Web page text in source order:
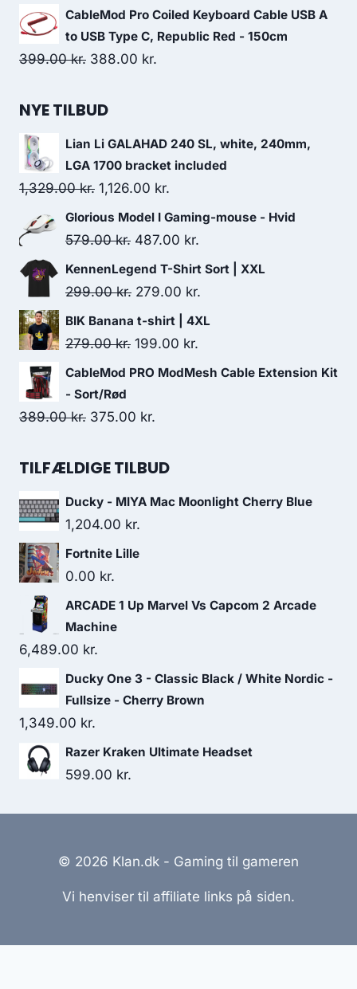
price
was:
89.00 kr..
price
is:
66.00 kr..
CableMod Pro Coiled Keyboard Cable USB A
to USB Type C, Republic Red - 150cm
399.00kr. Original
was:
388.00 kr.
NYE TILBUD
Lian Li GALAHAD 240 SL, white, 240mm,
LGA 1700 bracket included
1,329.00kr. Original
price
was:
1,126.00 kr.
price
is:
1,126.00 kr..
Glorious Model I Gaming-mouse - Hvid
579.00kr. Original
price
was:
579.00 kr..
487.00 kr.
price
KennenLegend T-Shirt Sort | XXL
299.00kr. Original
price
was:
279.00 kr.
price
BIK Banana t-shirt | 4XL
279.00kr. Original
price
279.00 kr..
199.00 kr.
price
CableMod PRO ModMesh Cable Extension Kit
- Sort/Rød
389.00kr. Original
was:
375.00 kr.
is:
TILFÆLDIGE TILBUD
Ducky - MIYA Mac Moonlight Cherry Blue
1,204.00 kr.
Fortnite Lille
0.00 kr.
ARCADE 1 Up Marvel Vs Capcom 2 Arcade
Machine
6,489.00 kr.
Ducky One 3 - Classic Black / White Nordic -
Fullsize - Cherry Brown
1,349.00 kr.
Razer Kraken Ultimate Headset
599.00 kr.
© 2026 Klan.dk - Gaming til gameren
Vi henviser til affiliate links på siden.